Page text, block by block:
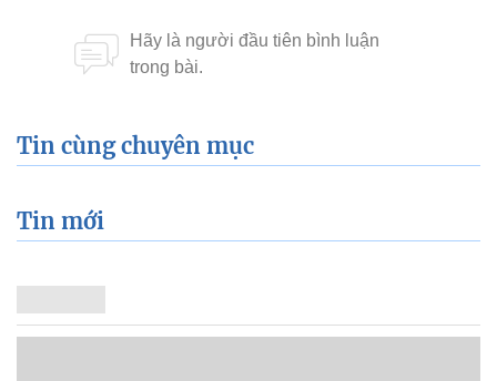
Tin cùng chuyên mục
Tin mới